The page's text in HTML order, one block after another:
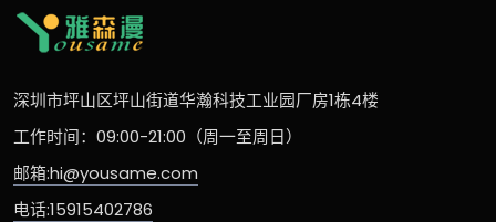
深圳市坪山区坪山街道华瀚科技工业园厂房1栋4楼
工作时间：09:00-21:00（周一至周日）
邮箱:hi@yousame.com
电话:15915402786